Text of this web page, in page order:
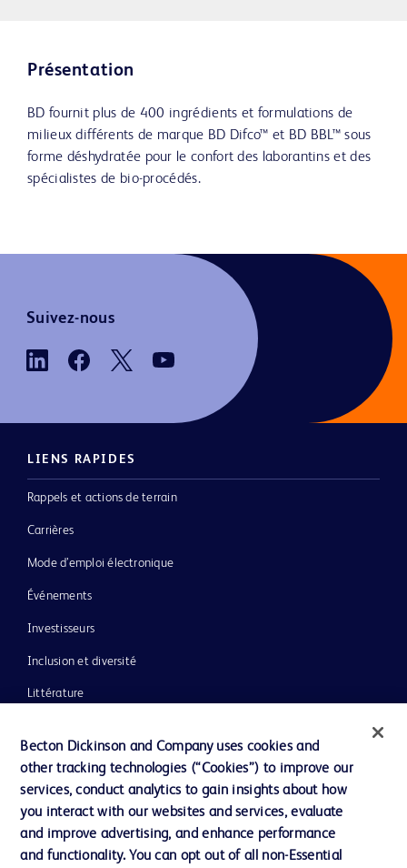
Présentation
BD fournit plus de 400 ingrédients et formulations de
milieux différents de marque BD Difco™ et BD BBL™ sous
forme déshydratée pour le confort des laborantins et des
spécialistes de bio-procédés.
Suivez-nous
LIENS RAPIDES
Rappels et actions de terrain
Carrières
Mode d’emploi électronique
Événements
Investisseurs
Inclusion et diversité
Littérature
Notre entreprise
Éthique et conformité
Assistance
Becton Dickinson and Company uses cookies and
other tracking technologies (“Cookies”) to improve our
services, conduct analytics to gain insights about how
you interact with our websites and services, evaluate
and improve advertising, and enhance performance
and functionality. You can opt out of all non-Essential